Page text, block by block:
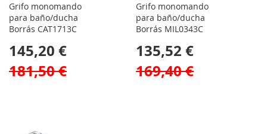
Grifo monomando
para baño/ducha
Borrás CAT1713C
145,20 €
181,50 €
Grifo monomando
para baño/ducha
Borrás MIL0343C
135,52 €
169,40 €